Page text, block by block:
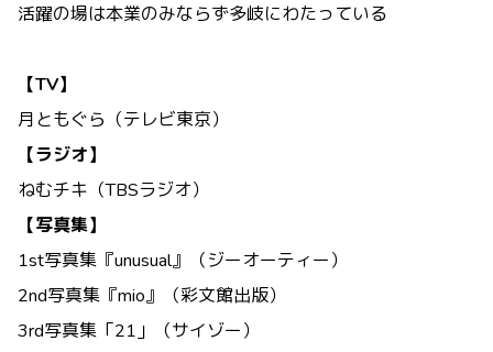
活躍の場は本業のみならず多岐にわたっている
【TV】
月ともぐら（テレビ東京）
【ラジオ】
ねむチキ（TBSラジオ）
【写真集】
1st写真集『unusual』（ジーオーティー）
2nd写真集『mio』（彩文館出版）
3rd写真集「21」（サイゾー）